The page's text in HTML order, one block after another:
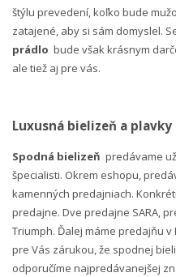
štýlu prevedení, koľko bude
zatajené, aby si sám domyslel.
prádlo bude však krásnym
ale tiež aj pre vás.
Luxusná bielizeň a plavky
Spodná bielizeň predávame
špecialisti. Okrem eshopu,
kamenných predajniach.
predajne. Dve predajne SARA,
Triumph. Ďalej máme predajňu v
pre Vás zárukou, že spodnej
odporučíme najpredávanejšej